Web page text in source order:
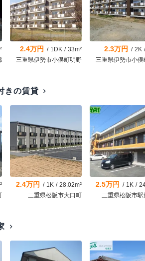
2.4万円 / 1DK / 33m²
三重県伊勢市小俣町明野
2.3万円 / 2K
三重県伊勢市小俣
きの賃貸 chevron_right
2.4万円 / 1K / 28.02m²
三重県松阪市大口町
2.5万円 / 1K /
三重県松阪市駅
chevron_right